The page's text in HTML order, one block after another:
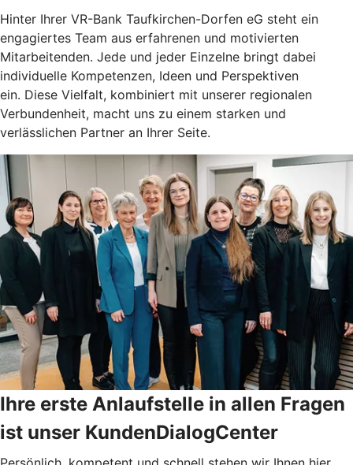
Hinter Ihrer VR-Bank Taufkirchen-Dorfen eG steht ein
engagiertes Team aus erfahrenen und motivierten
Mitarbeitenden. Jede und jeder Einzelne bringt dabei
individuelle Kompetenzen, Ideen und Perspektiven
ein. Diese Vielfalt, kombiniert mit unserer regionalen
Verbundenheit, macht uns zu einem starken und
verlässlichen Partner an Ihrer Seite.
Ihre erste Anlaufstelle in allen Fragen
ist unser KundenDialogCenter